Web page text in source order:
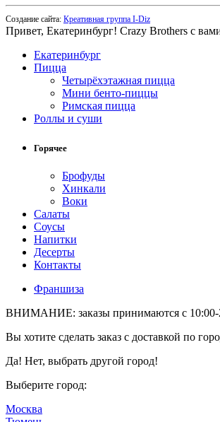
Создание сайта: Креативная группа I-Diz
Привет, Екатеринбург! Crazy Brothers с
Екатеринбург
Пицца
Четырёхэтажная пицца
Мини бенто-пиццы
Римская пицца
Роллы и суши
Горячее
Брофуды
Хинкали
Воки
Салаты
Соусы
Напитки
Десерты
Контакты
Франшиза
ВНИМАНИЕ: заказы принимаются с 10:00-
Вы хотите сделать заказ с доставкой по
Да! Нет, выбрать другой город!
Выберите город:
Москва